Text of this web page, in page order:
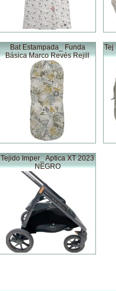
Bat Estampada_ Funda
Básica Marco Revés Rejill
Tej
Tejido Imper_ Aptica XT 2023
NEGRO